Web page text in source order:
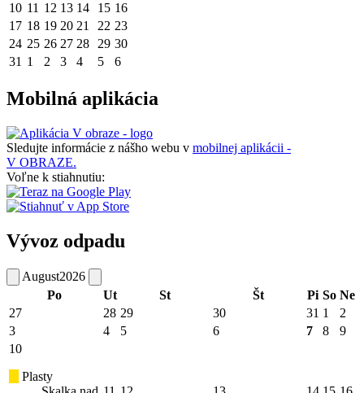
10 11 12 13 14 15 16
17 18 19 20 21 22 23
24 25 26 27 28 29 30
31 1 2 3 4 5 6
Mobilná aplikácia
Sledujte informácie z nášho webu v mobilnej aplikácii -
V OBRAZE.
Voľne k stiahnutiu:
Vývoz odpadu
August2026
Po
Ut St Št Pi So Ne
27
28 29 30 31 1
2
3
4 5 6 7 8
9
10
Plasty